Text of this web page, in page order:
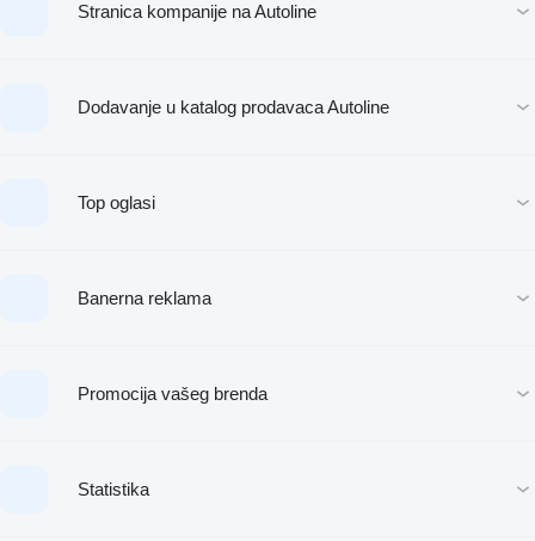
Stranica kompanije na Autoline
Dodavanje u katalog prodavaca Autoline
Top oglasi
Banerna reklama
Promocija vašeg brenda
Statistika